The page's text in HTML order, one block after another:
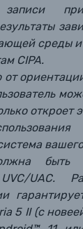
записи
среды и
CIPA.
откроет
быть
UAC.
5 II (с